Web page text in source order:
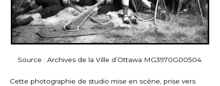
Source : Archives de la Ville d’Ottawa MG3970G00504.
Cette photographie de studio mise en scène, prise vers